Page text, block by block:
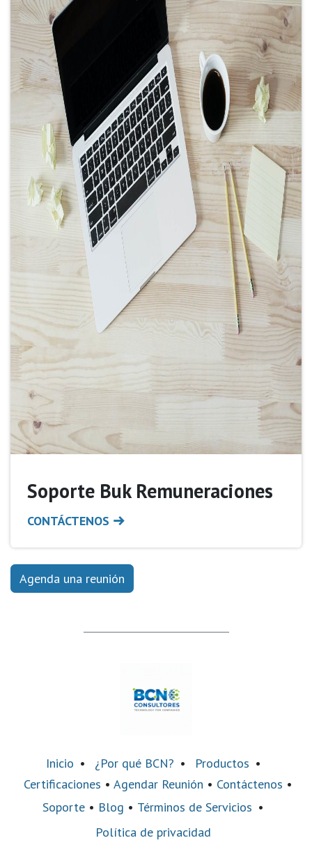
Soporte Buk Remuneraciones
CONTÁCTENOS
Agenda una reunión
Inicio • ¿Por qué BCN? • Productos •
Certificaciones • Agendar Reunión • Contáctenos •
Soporte • Blog • Términos de Servicios •
Política de privacidad